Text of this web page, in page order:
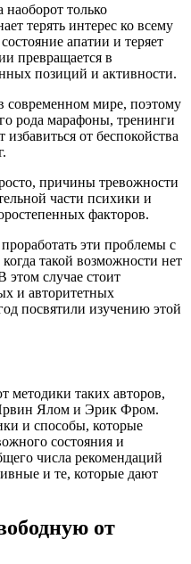
наоборот только
терять интерес ко всему
апатии и теряет
превращается в
позиций и активности.
современном мире, поэтому
рода марафоны, тренинги
избавиться от беспокойства
причины тревожности
части психики и
факторов.
эти проблемы с
такой возможности нет
этом случае стоит
и авторитетных
посвятили изучению этой
методики таких авторов,
Ялом и Эрик Фром.
и способы, которые
состояния и
числа рекомендаций
и те, которые дают
от